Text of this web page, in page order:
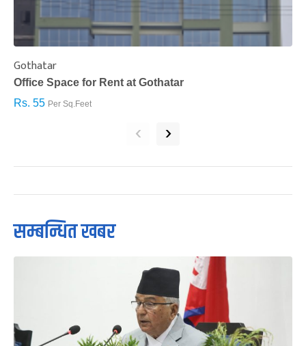
Gothatar
Office Space for Rent at Gothatar
Rs. 55 Per Sq.Feet
‹ ›
सम्बन्धित खबर